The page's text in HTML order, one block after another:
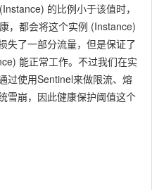
的比例小于该值时，
，都会将这个实例 (Instance)
失了一部分流量，但是保证了
能正常工作。不过我们在实
过使用Sentinel来做限流、熔
雪崩，因此健康保护阈值这个